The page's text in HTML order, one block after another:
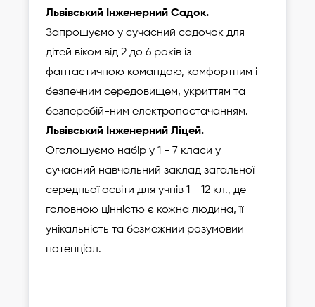
Львівський Інженерний Садок.
Запрошуємо у сучасний садочок для
дітей віком від 2 до 6 років із
фантастичною командою, комфортним і
безпечним середовищем, укриттям та
безперебій-ним електропостачанням.
Львівський Інженерний Ліцей.
Оголошуємо набір у 1 - 7 класи у
сучасний навчальний заклад загальної
середньої освіти для учнів 1 - 12 кл., де
головною цінністю є кожна людина, її
унікальність та безмежний розумовий
потенціал.